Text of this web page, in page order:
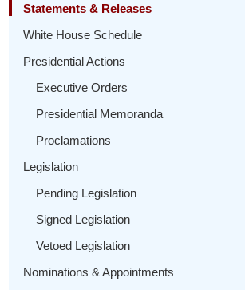
Statements & Releases
White House Schedule
Presidential Actions
Executive Orders
Presidential Memoranda
Proclamations
Legislation
Pending Legislation
Signed Legislation
Vetoed Legislation
Nominations & Appointments